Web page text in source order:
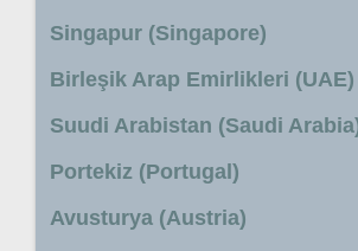
Singapur (Singapore)
Birleşik Arap Emirlikleri (UAE)
Suudi Arabistan (Saudi
Portekiz (Portugal)
Avusturya (Austria)